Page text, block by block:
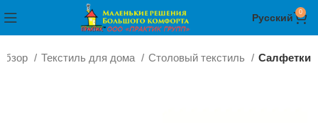
Русский 0
Текстиль для дома Столовый текстиль Салфетки